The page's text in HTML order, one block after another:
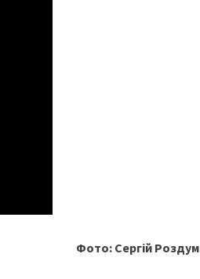
Фото: Сергій Роздум